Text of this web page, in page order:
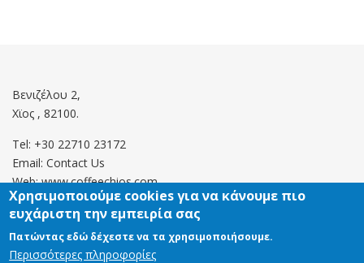
Βενιζέλου 2,
Χϊος , 82100.
Tel: +30 22710 23172
Email: Contact Us
Web: www.coffeechios.com
Οροι χρήσης
Χρησιμοποιούμε cookies για να κάνουμε πιο
ευχάριστη την εμπειρία σας
Πατώντας εδώ δέχεστε να τα χρησιμοποιήσουμε.
Περισσότερες πληροφορίες